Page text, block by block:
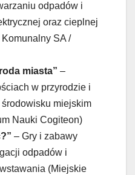
odpadów i
oraz cieplnej
SA /
miasta” –
w przyrodzie i
miejskim
Nauki Cogiteon)
– Gry i zabawy
odpadów i
(Miejskie